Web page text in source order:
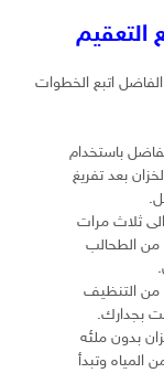
التعقيم
اتبع الخطوات
باستخدام
بعد تفريغ
ثلاث مرات
من الطحالب
من التنظيف
بجدارك.
بدون ملئه
المياه وتبدأ